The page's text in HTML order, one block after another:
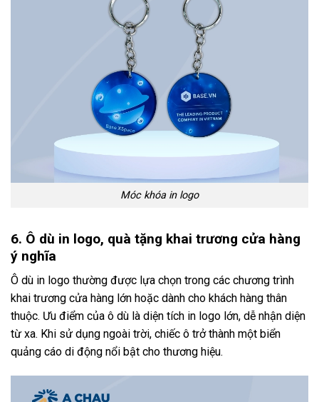
Móc khóa in logo
6. Ô dù in logo, quà tặng khai trương cửa hàng
ý nghĩa
Ô dù in logo thường được lựa chọn trong các chương trình
khai trương cửa hàng lớn hoặc dành cho khách hàng thân
thuộc. Ưu điểm của ô dù là diện tích in logo lớn, dễ nhận diện
từ xa. Khi sử dụng ngoài trời, chiếc ô trở thành một biển
quảng cáo di động nổi bật cho thương hiệu.